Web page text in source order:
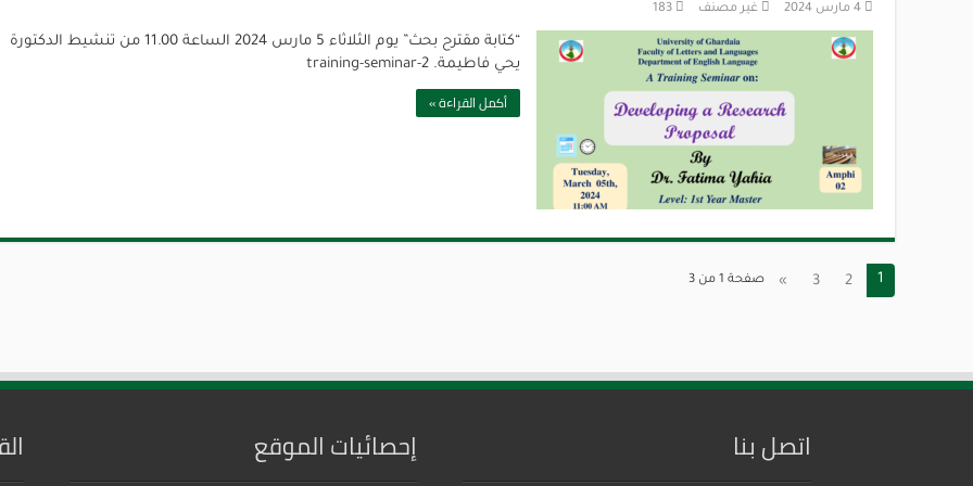
4 مارس 2024 غير مصنف 183
“كتابة مقترح بحث” يوم الثلاثاء 5 مارس 2024 الساعة 11.00 من تنشيط الدكتورة
يحي فاطيمة. training-seminar-2
أكمل القراءة »
صفحة 1 من 3 1
2
3
»
اتصل بنا إحصائيات الموقع